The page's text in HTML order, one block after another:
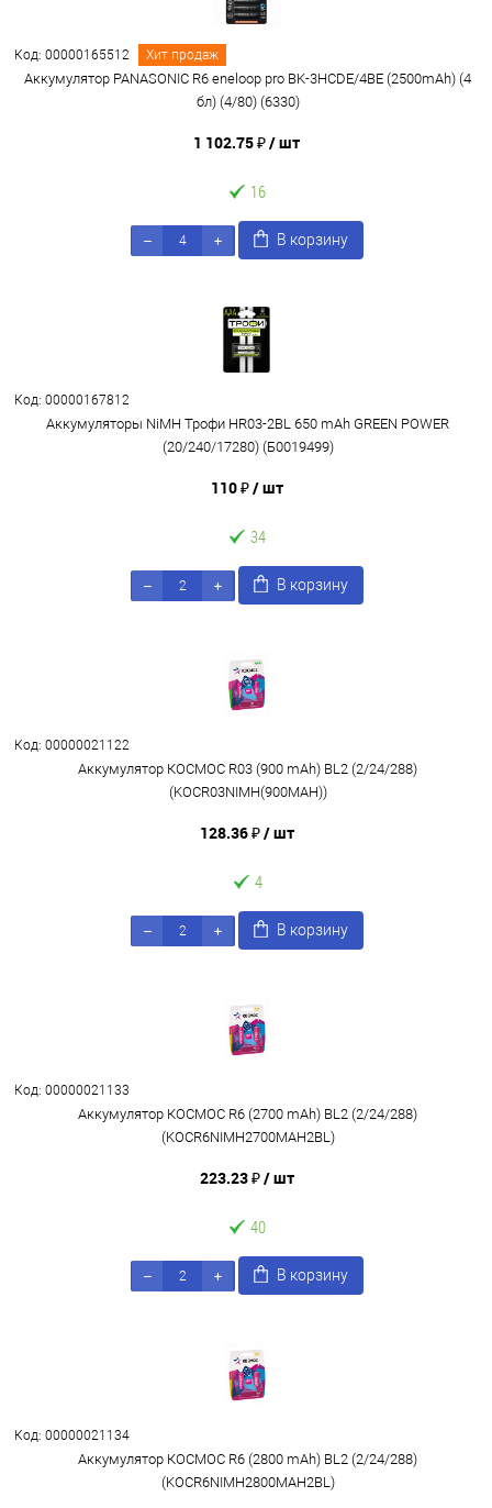
Код: 00000165512 Хит продаж
Аккумулятор PANASONIC R6 eneloop pro BK-3HCDE/4BE (2500mAh) (4
бл) (4/80) (6330)
1 102.75 ₽/ шт
16
В корзину
Код: 00000167812
Аккумуляторы NiMH Трофи HR03-2BL 650 mAh GREEN POWER
(20/240/17280) (Б0019499)
110 ₽/ шт
34
В корзину
Код: 00000021122
Аккумулятор КОСМОС R03 (900 mAh) BL2 (2/24/288)
(KOCR03NIMH(900MAH))
128.36 ₽/ шт
4
В корзину
Код: 00000021133
Аккумулятор КОСМОС R6 (2700 mAh) BL2 (2/24/288)
(KOCR6NIMH2700MAH2BL)
223.23 ₽/ шт
40
В корзину
Код: 00000021134
Аккумулятор КОСМОС R6 (2800 mAh) BL2 (2/24/288)
(KOCR6NIMH2800MAH2BL)